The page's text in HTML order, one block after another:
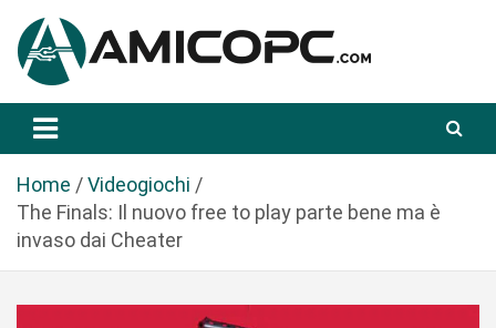
a
Amicopc.com
Home
Videogiochi
The Finals: Il nuovo free to play parte bene ma è
invaso dai Cheater